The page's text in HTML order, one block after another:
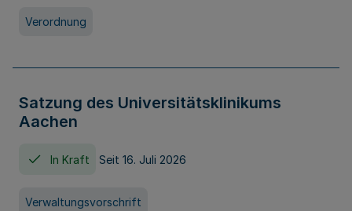
Verordnung
Satzung des Universitätsklinikums
Aachen
In Kraft Seit 16. Juli 2026
Verwaltungsvorschrift